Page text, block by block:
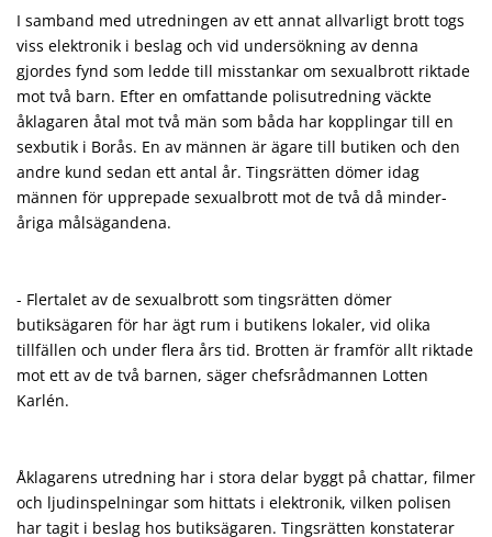
I samband med utredningen av ett annat allvarligt brott togs
viss elektronik i beslag och vid undersökning av denna
gjordes fynd som ledde till misstankar om sexualbrott riktade
mot två barn. Efter en omfattande polisutredning väckte
åklagaren åtal mot två män som båda har kopplingar till en
sexbutik i Borås. En av männen är ägare till butiken och den
andre kund sedan ett antal år. Tings­rätten dömer idag
männen för upprepade sexualbrott mot de två då minder­
åriga målsägandena.
- Flertalet av de sexualbrott som tingsrätten dömer
butiksägaren för har ägt rum i butikens lokaler, vid olika
tillfällen och under flera års tid. Brotten är framför allt riktade
mot ett av de två barnen, säger chefsrådmannen Lotten
Karlén.
Åklagarens utredning har i stora delar byggt på chattar, filmer
och ljud­inspelningar som hittats i elektronik, vilken polisen
har tagit i beslag hos butiksägaren. Tingsrätten konstaterar